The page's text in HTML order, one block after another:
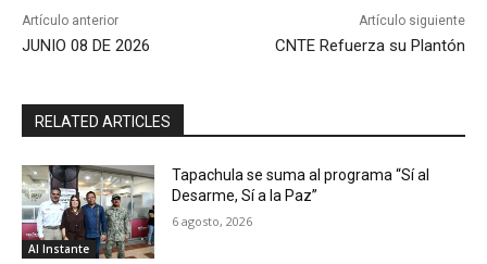
Artículo anterior
JUNIO 08 DE 2026
Artículo siguiente
CNTE Refuerza su Plantón
RELATED ARTICLES
Al Instante
Tapachula se suma al programa “Sí al
Desarme, Sí a la Paz”
6 agosto, 2026